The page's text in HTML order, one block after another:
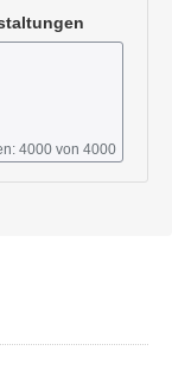
4000 von 4000